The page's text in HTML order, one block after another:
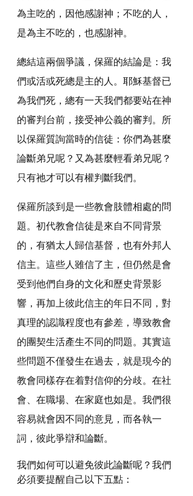
為主吃的，因他感謝神；不吃的人，
是為主不吃的，也感謝神。
總結這兩個爭議，保羅的結論是：我
們或活或死總是主的人。耶穌基督已
為我們死，總有一天我們都要站在神
的審判台前，接受神公義的審判。所
以保羅質詢當時的信徒：你們為甚麼
論斷弟兄呢？又為甚麼輕看弟兄呢？
只有祂才可以有權判斷我們。
保羅所談到是一些教會肢體相處的問
題。初代教會信徒是來自不同背景
的，有猶太人歸信基督，也有外邦人
信主。這些人雖信了主，但仍然是會
受到他們自身的文化和歷史背景影
響，再加上彼此信主的年日不同，對
真理的認識程度也有參差，導致教會
的團契生活產生不同的問題。其實這
些問題不僅發生在過去，就是現今的
教會同樣存在着對信仰的分歧。在社
會、在職場、在家庭也如是。我們很
容易就會因不同的意見，而各執一
詞，彼此爭辯和論斷。
我們如何可以避免彼此論斷呢？我們
必須要提醒自己以下五點：